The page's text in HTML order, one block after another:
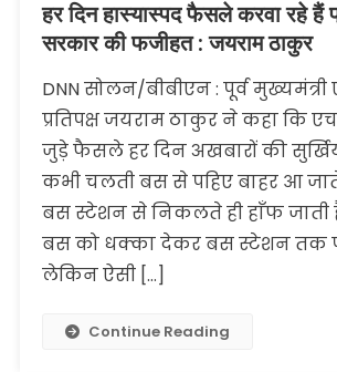
हर दिन हास्यास्पद फैसले करवा रहे हैं
सरकार की फजीहत : जयराम ठाकुर
DNN सोलन/बीबीएन : पूर्व
प्रतिपक्ष जयराम ठाकुर ने कहा कि
जुड़े फैसले हर दिन अखबारों की
कभी चलती बस से पहिए बाहर आ
बस स्टेशन से निकलते ही हाँफ जाती
बस को धक्का देकर बस स्टेशन तक
लेकिन ऐसी […]
Continue Reading